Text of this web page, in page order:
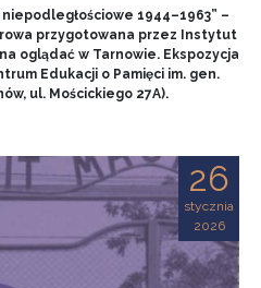
1944–1963” –
przygotowana przez Instytut
oglądać w Tarnowie. Ekspozycja
Edukacji o Pamięci im. gen.
ul. Mościckiego 27A).
26
stycznia
2026